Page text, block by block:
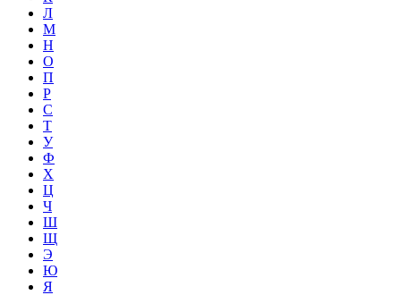
Л
М
Н
О
П
Р
С
Т
У
Ф
Х
Ц
Ч
Ш
Щ
Э
Ю
Я